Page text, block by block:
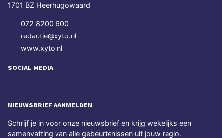
1701 BZ Heerhugowaard
072 8200 600
redactie@xyto.nl
www.xyto.nl
SOCIAL MEDIA
NIEUWSBRIEF AANMELDEN
Schrijf je in voor onze nieuwsbrief en krijg wekelijks een
samenvatting van alle gebeurtenissen uit jouw regio.